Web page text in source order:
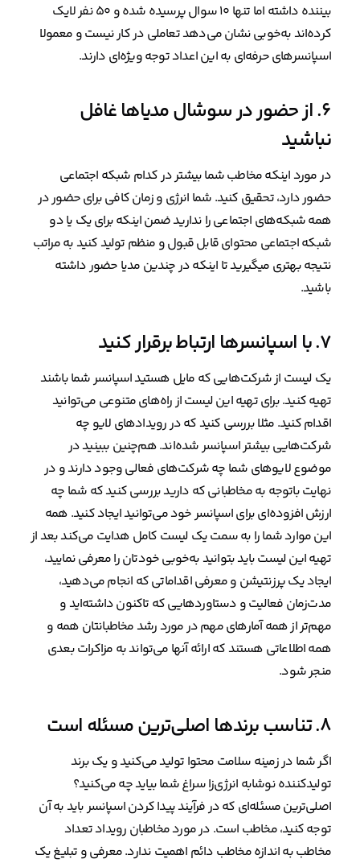
بیننده داشته اما تنها ۱۰ سوال پرسیده شده و ۵۰ نفر لایک
کرده‌اند به‌خوبی نشان می‌دهد تعاملی در کار نیست و معمولا
اسپانسرهای حرفه‌ای به این اعداد توجه ویژه‌ای دارند.
۶. از حضور در سوشال مدیاها غافل
نباشید
در مورد اینکه مخاطب شما بیشتر در کدام شبکه اجتماعی
حضور دارد، تحقیق کنید. شما انرژی و زمان کافی برای حضور در
همه شبکه‌های اجتماعی را ندارید ضمن اینکه برای یک یا دو
شبکه اجتماعی محتوای قابل قبول و منظم تولید کنید به مراتب
نتیجه بهتری میگیرید تا اینکه در چندین مدیا حضور داشته
باشید.
۷. با اسپانسرها ارتباط برقرار کنید
یک لیست از شرکت‌هایی که مایل هستید اسپانسر شما باشند
تهیه کنید. برای تهیه این لیست از راه‌های متنوعی می‌توانید
اقدام کنید. مثلا بررسی کنید که در رویدادهای لایو چه
شرکت‌هایی بیشتر اسپانسر شده‌اند. هم‌چنین ببینید در
موضوع لایوهای شما چه شرکت‌های فعالی وجود دارند و در
نهایت باتوجه به مخاطبانی که دارید بررسی کنید که شما چه
ارزش افزوده‌ای برای اسپانسر خود می‌توانید ایجاد کنید. همه
این موارد شما را به سمت یک لیست کامل هدایت می‌کند بعد از
تهیه این لیست باید بتوانید به‌خوبی خودتان را معرفی نمایید،
ایجاد یک پرزنتیشن و معرفی اقداماتی که انجام می‌دهید،
مدت‌زمان فعالیت و دستاوردهایی که تاکنون داشته‌اید و
مهم‌تر از همه آمارهای مهم در مورد رشد مخاطبانتان همه و
همه اطلاعاتی هستند که ارائه آنها می‌تواند به مزاکرات بعدی
منجر شود.
۸. تناسب برندها اصلی‌ترین مسئله است
اگر شما در زمینه سلامت محتوا تولید می‌کنید و یک برند
تولیدکننده نوشابه انرژی‌زا سراغ شما بیاید چه می‌کنید؟
اصلی‌ترین مسئله‌ای که در فرآیند پیدا کردن اسپانسر باید به‌ آن
توجه کنید، مخاطب است. در مورد مخاطبان رویداد تعداد
مخاطب به اندازه مخاطب دائم اهمیت ندارد. معرفی و تبلیغ یک